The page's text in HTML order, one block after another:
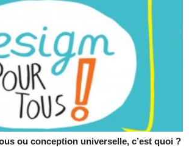
ou conception universelle, c’est quoi ?